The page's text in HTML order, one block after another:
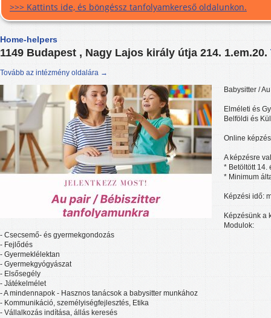
>>> Kattints ide, és böngéssz tanfolyamkereső oldalunkon.
Home-helpers
1149 Budapest , Nagy Lajos király útja 214. 1.em.20.
Tovább az intézmény oldalára →
Babysitter /
Elméleti és
Belföldi és
Online
A képzésre
* Betöltött 14.
* Minimum
Képzési idő:
Képzésünk a
Modulok:
- Csecsemő- és gyermekgondozás
- Fejlődés
- Gyermeklélektan
- Gyermekgyógyászat
- Elsősegély
- Játékelmélet
- A mindennapok - Hasznos tanácsok a babysitter munkához
- Kommunikáció, személyiségfejlesztés, Etika
- Vállalkozás indítása, állás keresés